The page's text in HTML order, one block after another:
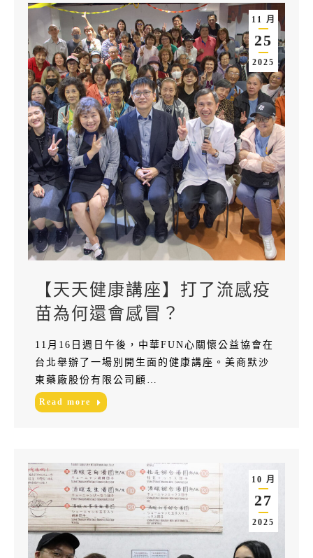
11 月
25
2025
【天天健康講座】打了流感疫
苗為何還會感冒？
11月16日週日午後，中華FUN心關懷公益協會在
台北舉辦了一場別開生面的健康講座。美商默沙
東藥廠股份有限公司顧…
Read more
10 月
27
2025